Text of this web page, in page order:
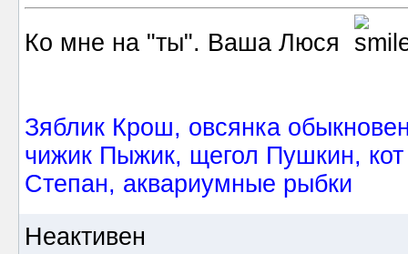
Ко мне на "ты". Ваша Люся
Зяблик Крош, овсянка
чижик Пыжик, щегол Пушкин,
Степан, аквариумные рыбки
Неактивен